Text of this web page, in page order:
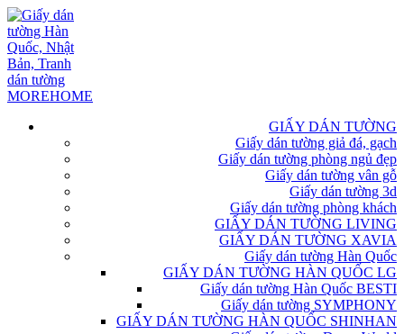
GIẤY DÁN TƯỜNG
Giấy dán tường giả đá, gạch
Giấy dán tường phòng ngủ đẹp
Giấy dán tường vân gỗ
Giấy dán tường 3d
Giấy dán tường phòng khách
GIẤY DÁN TƯỜNG LIVING
GIẤY DÁN TƯỜNG XAVIA
Giấy dán tường Hàn Quốc
GIẤY DÁN TƯỜNG HÀN QUỐC LG
Giấy dán tường Hàn Quốc BESTI
Giấy dán tường SYMPHONY
GIẤY DÁN TƯỜNG HÀN QUỐC SHINHAN